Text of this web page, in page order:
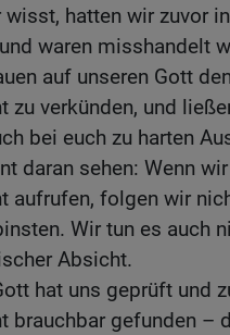
wisst, hatten wir zuvor
waren misshandelt
auf unseren Gott
zu verkünden, und
bei euch zu harten
daran sehen: Wenn
aufrufen, folgen wir
Wir tun es auch
Absicht.
hat uns geprüft und
brauchbar gefunden –